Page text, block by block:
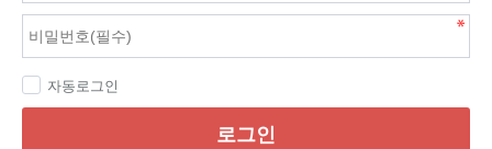
자동로그인
로그인